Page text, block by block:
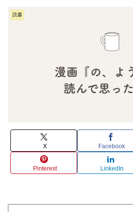
読書
X Facebook
Pinterest LinkedIn